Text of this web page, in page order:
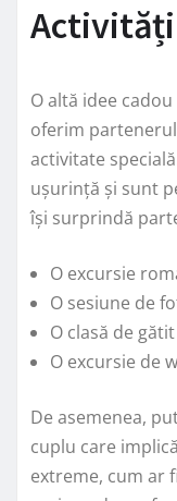
Activități
O altă idee
oferim
activitate
ușurință și sunt
își surprindă
O excursie
O sesiune de
O clasă de
O excursie de
De asemenea,
cuplu care
extreme, cum ar